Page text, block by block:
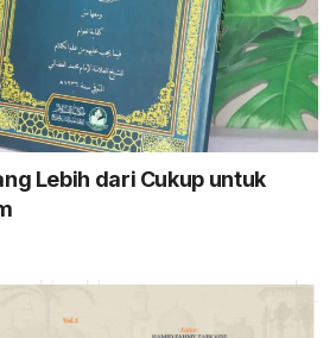
Lebih dari Cukup untuk